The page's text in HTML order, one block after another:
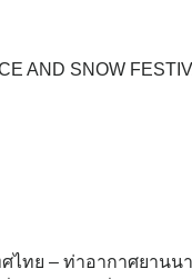
AND SNOW
ย – ท่าอากาศยานนา